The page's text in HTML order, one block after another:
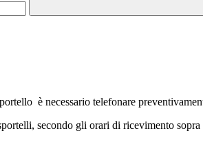
è necessario telefonare
secondo gli orari di ricevimento